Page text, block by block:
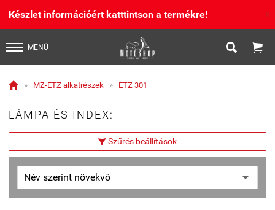
Készlet információért katttintson a termékre! X
MENÜ  
 » MZ-ETZ alkatrészek » ETZ 301
LÁMPA ÉS INDEX:
 Szűrés beállítások